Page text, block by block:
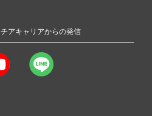
チアキャリアからの発信